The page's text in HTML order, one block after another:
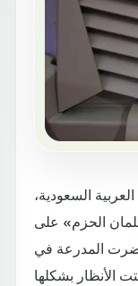
السعودية،
الحزم» على
المدرعة في
الأنظار بشكلها